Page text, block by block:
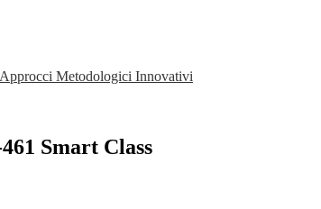
Approcci Metodologici Innovativi
Smart Class